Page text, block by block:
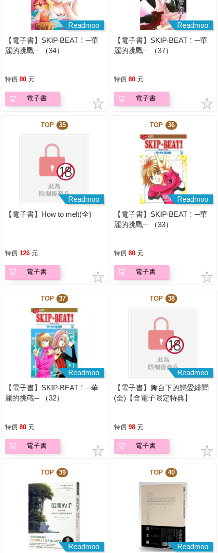
Readmoo
【電子書】SKIP‧BEAT！─華
麗的挑戰─ （34）
特價 80 元
電子書
Readmoo
【電子書】SKIP‧BEAT！─華
麗的挑戰─ （37）
特價 80 元
電子書
TOP 35
Readmoo
【電子書】How to melt(全)
特價 126 元
電子書
TOP 36
Readmoo
【電子書】SKIP‧BEAT！─華
麗的挑戰─ （33）
特價 80 元
電子書
TOP 37
Readmoo
【電子書】SKIP‧BEAT！─華
麗的挑戰─ （32）
特價 80 元
電子書
TOP 38
Readmoo
【電子書】舞台下的戀愛緋聞
(全)【含電子限定特典】
特價 98 元
電子書
TOP 39
Readmoo
TOP 40
Readmoo